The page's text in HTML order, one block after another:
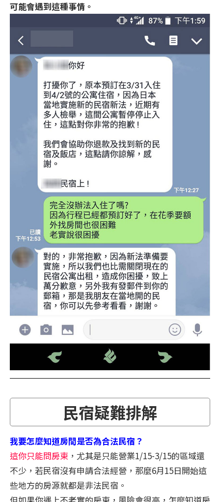
可能會遇到這種事情。
民宿疑難排解
我要怎麼知道房間是否為合法民宿？
這你只能問房東 ，尤其是只能營業1/15-3/15的區域還
不少，若民宿沒有申請合法經營，那麼6月15日開始這
些地方的房源就都是非法民宿。